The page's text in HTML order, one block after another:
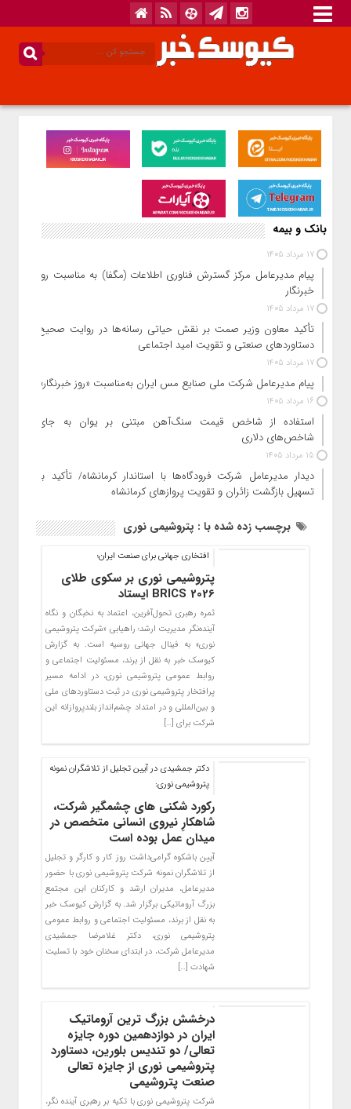
بانک و بیمه
17 مرداد 1405
پیام مدیرعامل مرکز گسترش فناوری اطلاعات (مگفا) به مناسبت روز
خبرنگار
17 مرداد 1405
تأکید معاون وزیر صمت بر نقش حیاتی رسانه‌ها در روایت صحیح
دستاوردهای صنعتی و تقویت امید اجتماعی
17 مرداد 1405
پیام مدیرعامل شرکت ملی صنایع مس ایران به‌مناسبت «روز خبرنگار»
16 مرداد 1405
استفاده از شاخص قیمت سنگ‌آهن مبتنی بر یوان به جای
شاخص‌های دلاری
15 مرداد 1405
دیدار مدیرعامل شرکت فرودگاه‌ها با استاندار کرمانشاه/ تأکید بر
تسهیل بازگشت زائران و تقویت پروازهای کرمانشاه
برچسب زده شده با : پتروشیمی نوری
افتخاری جهانی برای صنعت ایران؛
پتروشیمی نوری بر سکوی طلای
BRICS 2026 ایستاد
ثمره رهبری تحول‌آفرین، اعتماد به نخبگان و نگاه
آینده‌نگر مدیریت ارشد؛ راهیابی «شرکت پتروشیمی
نوری» به فینال جهانی روسیه است. به گزارش
کیوسک خبر به نقل از برند، مسئولیت اجتماعی و
روابط عمومی پتروشیمی نوری، در ادامه مسیر
پرافتخار پتروشیمی نوری در ثبت دستاوردهای ملی
و بین‌المللی و در امتداد چشم‌انداز بلندپروازانه این
شرکت برای […]
دکتر جمشیدی در آیین تجلیل از تلاشگران نمونه
پتروشیمی نوری:
رکورد شکنی های چشمگیر شرکت،
شاهکارِ نیروی انسانی متخصص در
میدان عمل بوده است
آیین باشکوه گرامی‌داشت روز کار و کارگر و تجلیل
از تلاشگران نمونه شرکت پتروشیمی نوری با حضور
مدیرعامل، مدیران ارشد و کارکنان این مجتمع
بزرگ آروماتیکی برگزار شد. به گزارش کیوسک خبر
به نقل از برند، مسئولیت اجتماعی و روابط عمومی
پتروشیمی نوری، دکتر غلامرضا جمشیدی
مدیرعامل شرکت، در ابتدای سخنان خود با تسلیت
شهادت […]
درخشش بزرگ ترین آروماتیک
ایران در دوازدهمین دوره جایزه
تعالی/ دو تندیس بلورین، دستاورد
پتروشیمی نوری از جایزه تعالی
صنعت پتروشیمی
شرکت پتروشیمی نوری با تکیه بر رهبری آینده نگر،